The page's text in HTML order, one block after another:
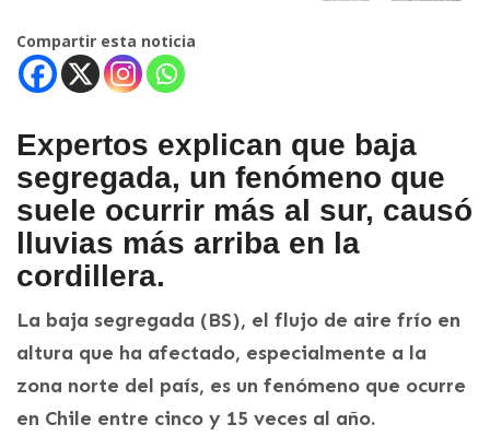
Compartir esta noticia
Expertos explican que baja
segregada, un fenómeno que
suele ocurrir más al sur, causó
lluvias más arriba en la
cordillera.
La baja segregada (BS), el flujo de aire frío en
altura que ha afectado, especialmente a la
zona norte del país, es un fenómeno que ocurre
en Chile entre cinco y 15 veces al año.